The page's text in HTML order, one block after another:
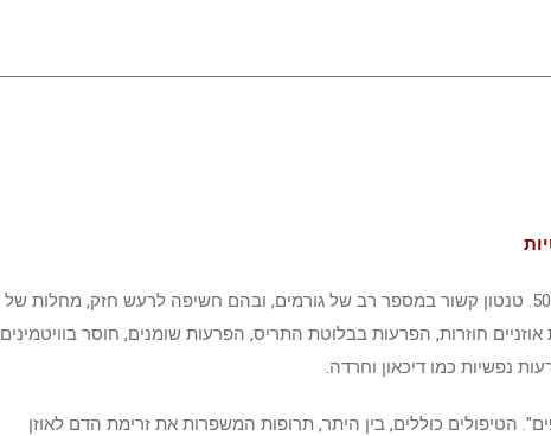
תופעת הטנטון – רעש, צפצופים או קולות באוזן הנשמעים לאורך כל היממה. שכיחה מאוד מעל גיל 50. טנטון קשור במספר רב של גורמים, ובהם חשיפה לרעש חזק, מחלות של
חוזרות, הפרעות בבלוטת התריס, הפרעות שומנים, חוסר בוויטמינים
הטיפולים כוללים, בין היתר, תרופות המשפרות את זרימת הדם לאוזן